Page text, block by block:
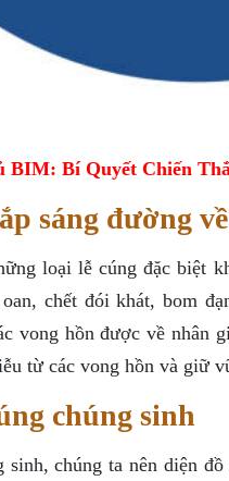
BIM: Bí Quyết Chiến
sáng đường
loại lễ cúng đặc biệt
chết đói khát, bom
vong hồn được về nhân
từ các vong hồn và giữ
chúng sinh
chúng ta nên diện